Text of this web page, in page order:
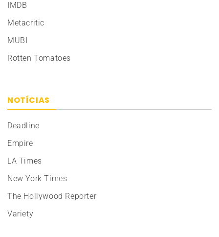
IMDB
Metacritic
MUBI
Rotten Tomatoes
NOTÍCIAS
Deadline
Empire
LA Times
New York Times
The Hollywood Reporter
Variety